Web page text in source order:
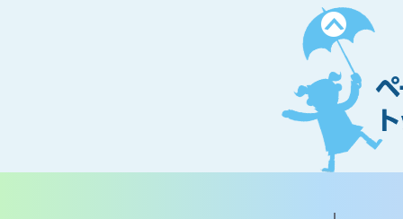
ペ
ー
ジ
ッ